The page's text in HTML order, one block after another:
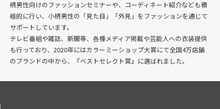
柄男性向けのファッションセミナーや、コーディネート紹介なども積
極的に行い、小柄男性の「見た目」「外見」をファッションを通じて
サポートしています。
テレビ番組や雑誌、新聞等、各種メディア掲載や芸能人への衣装提供
も行っており、2020年にはカラーミーショップ大賞にて全国4万店舗
のブランドの中から、『ベストセレクト賞』に選ばれました。